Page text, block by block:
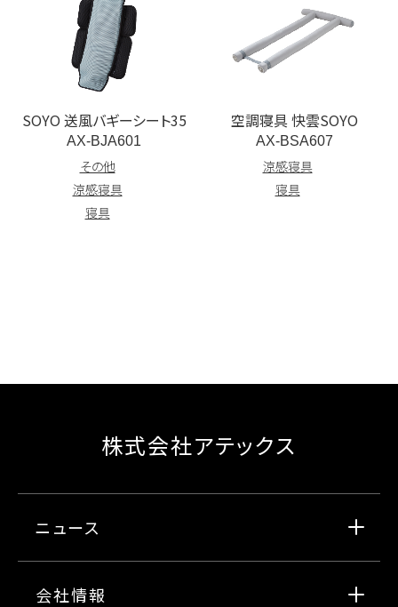
SOYO 送風バギーシート35
AX-BJA601
その他
涼感寝具
寝具
空調寝具 快雲SOYO
AX-BSA607
涼感寝具
寝具
株式会社アテックス
ニュース
会社情報